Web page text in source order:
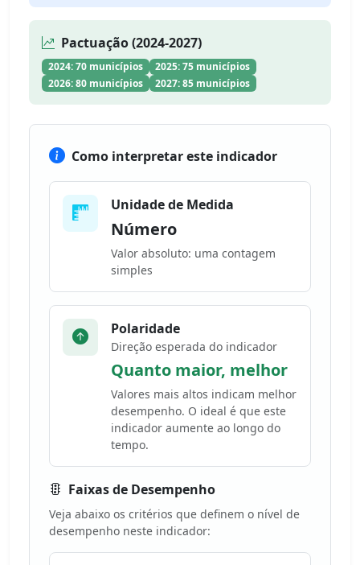
Pactuação (2024-2027)
2024: 70 municípios
2025: 75 municípios
2026: 80 municípios
2027: 85 municípios
Como interpretar este indicador
Unidade de Medida
Número
Valor absoluto: uma contagem
simples
Polaridade
Direção esperada do indicador
Quanto maior, melhor
Valores mais altos indicam melhor
desempenho. O ideal é que este
indicador aumente ao longo do
tempo.
Faixas de Desempenho
Veja abaixo os critérios que definem o nível de
desempenho neste indicador: